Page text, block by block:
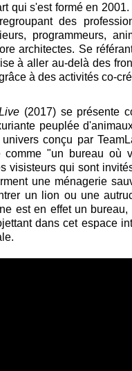
qui s'est formé en
des
programmeurs,
architectes. Se
à aller au-delà des
à des activités co-
(2017) se présente
peuplée
conçu par
comme "un bureau où
visisteurs qui sont
une ménagerie
un lion ou une
est en effet un
dans cet espace